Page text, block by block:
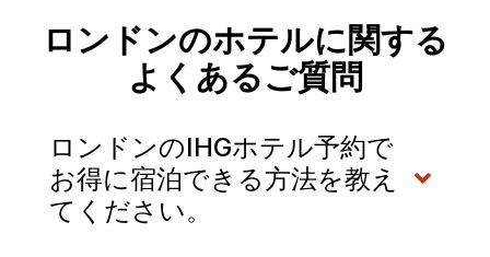
ロンドンのホテルに関する
よくあるご質問
ロンドンのIHGホテル予約で
お得に宿泊できる方法を教え
てください。